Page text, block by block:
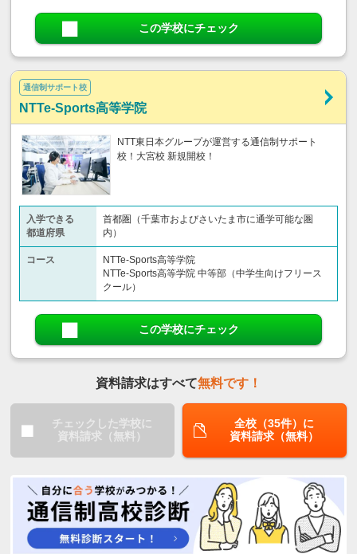
この学校にチェック
通信制サポート校
NTTe-Sports高等学院
NTT東日本グループが運営する通信制サポート
校！大宮校 新規開校！
入学できる
都道府県
首都圏（千葉市およびさいたま市に通学可能な圏
内）
コース
NTTe-Sports高等学院
NTTe-Sports高等学院 中等部（中学生向けフリース
クール）
この学校にチェック
資料請求はすべて無料です！
チェックした学校に
資料請求（無料）
全校（35件）に
資料請求（無料）